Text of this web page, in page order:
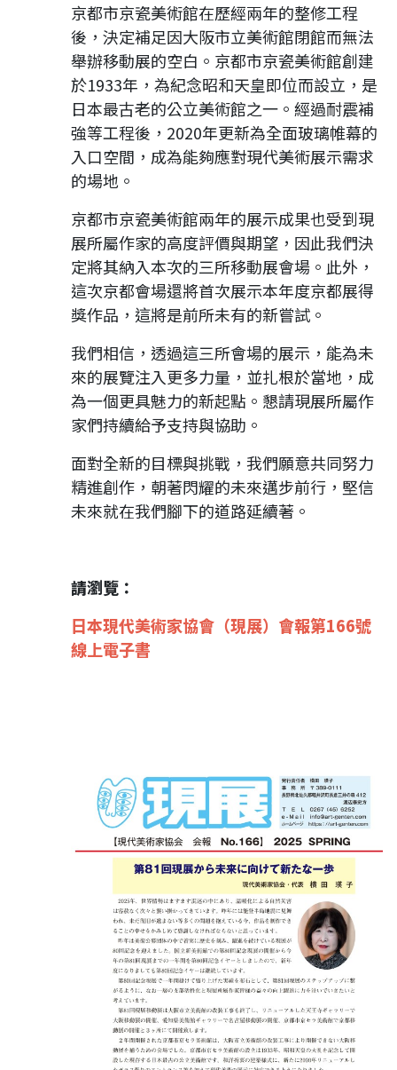
京都市京瓷美術館在歷經兩年的整修工程
後，決定補足因大阪市立美術館閉館而無法
舉辦移動展的空白。京都市京瓷美術館創建
於1933年，為紀念昭和天皇即位而設立，是
日本最古老的公立美術館之一。經過耐震補
強等工程後，2020年更新為全面玻璃帷幕的
入口空間，成為能夠應對現代美術展示需求
的場地。
京都市京瓷美術館兩年的展示成果也受到現
展所屬作家的高度評價與期望，因此我們決
定將其納入本次的三所移動展會場。此外，
這次京都會場還將首次展示本年度京都展得
獎作品，這將是前所未有的新嘗試。
我們相信，透過這三所會場的展示，能為未
來的展覽注入更多力量，並扎根於當地，成
為一個更具魅力的新起點。懇請現展所屬作
家們持續給予支持與協助。
面對全新的目標與挑戰，我們願意共同努力
精進創作，朝著閃耀的未來邁步前行，堅信
未來就在我們腳下的道路延續著。
請瀏覽：
日本現代美術家協會（現展）會報第166號
線上電子書